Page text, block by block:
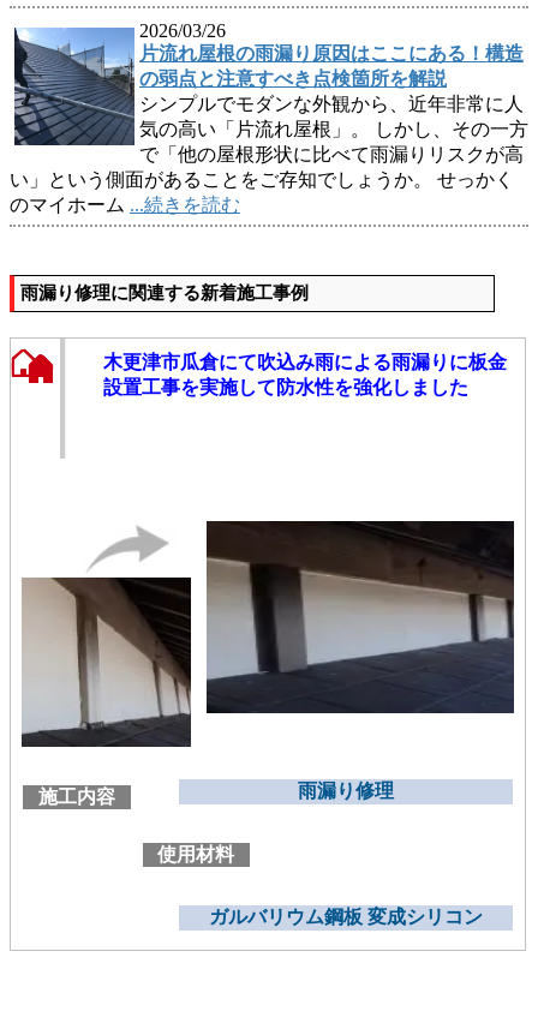
2026/03/26
片流れ屋根の雨漏り原因はここにある！構造
の弱点と注意すべき点検箇所を解説
シンプルでモダンな外観から、近年非常に人
気の高い「片流れ屋根」。 しかし、その一方
で「他の屋根形状に比べて雨漏りリスクが高
い」という側面があることをご存知でしょうか。 せっかく
のマイホーム ...続きを読む
雨漏り修理に関連する新着施工事例
木更津市瓜倉にて吹込み雨による雨漏りに板金
設置工事を実施して防水性を強化しました
施工内容 雨漏り修理
使用材料
ガルバリウム鋼板 変成シリコン